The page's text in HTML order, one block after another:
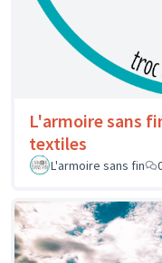
L'armoire sans
textiles
L'armoire sans fin